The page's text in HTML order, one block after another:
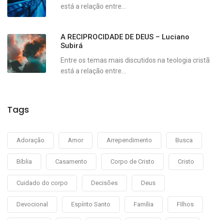
está a relação entre...
A RECIPROCIDADE DE DEUS – Luciano
Subirá
Entre os temas mais discutidos na teologia cristã
está a relação entre...
Tags
Adoração Amor Arrependimento Busca
Bíblia Casamento Corpo de Cristo Cristo
Cuidado do corpo Decisões Deus
Devocional Espírito Santo Família FIlhos